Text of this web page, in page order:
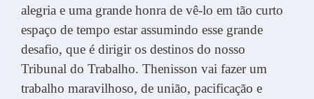
alegria e uma grande honra de vê-lo em tão curto
espaço de tempo estar assumindo esse grande
desafio, que é dirigir os destinos do nosso
Tribunal do Trabalho. Thenisson vai fazer um
trabalho maravilhoso, de união, pacificação e